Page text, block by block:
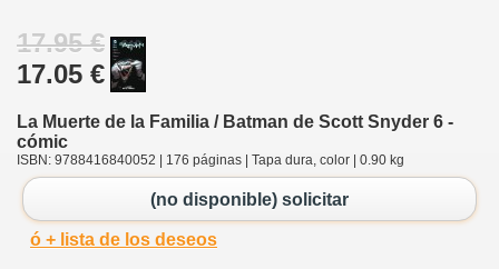
17.95 €
17.05 €
La Muerte de la Familia / Batman de Scott Snyder 6 -
cómic
ISBN: 9788416840052 | 176 páginas | Tapa dura, color | 0.90 kg
(no disponible) solicitar
ó + lista de los deseos